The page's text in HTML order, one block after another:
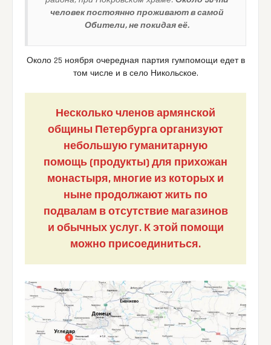
человек постоянно проживают в самой
Обители, не покидая её.
Около 25 ноября очередная партия гумпомощи едет в
том числе и в село Никольское.
Несколько членов армянской
общины Петербурга организуют
небольшую гуманитарную
помощь (продукты) для прихожан
монастыря, многие из которых и
ныне продолжают жить по
подвалам в отсутствие магазинов
и обычных услуг. К этой помощи
можно присоединиться.